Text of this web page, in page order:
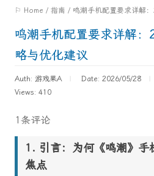
⚐ Home / 指南 / 鸣潮手机配置要求详解
鸣潮手机配置要求详解
略与优化建议
Auth: 游戏果A Date: 2026/05/28
Views: 410
1条评论
引言：为何《鸣潮》
焦点